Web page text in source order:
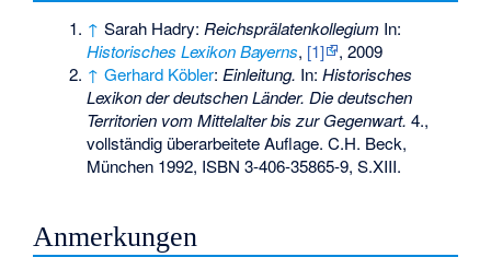
↑ Sarah Hadry:Reichsprälatenkollegium In:
Historisches Lexikon Bayerns, [1]
, 2009
↑ Gerhard Köbler:Einleitung. In:Historisches
Lexikon der deutschen Länder. Die deutschen
Territorien vom Mittelalter bis zur Gegenwart. 4.,
vollständig überarbeitete Auflage. C.H. Beck,
München 1992, ISBN 3-406-35865-9, S.XIII.
Anmerkungen